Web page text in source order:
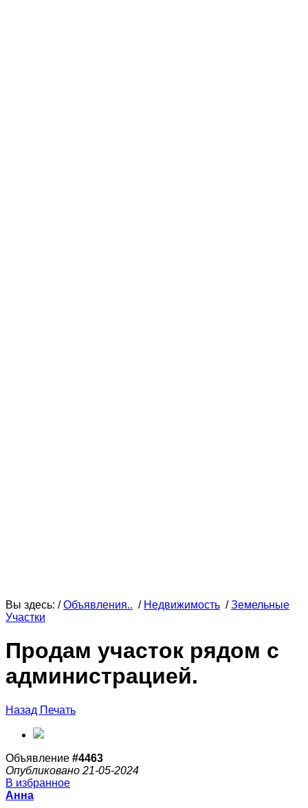
Вы здесь: /Объявления.. / Недвижимость /Земельные
Участки
Продам участок рядом с
администрацией.
Назад Печать
Объявление #4463
Опубликовано 21-05-2024
В избранное
Анна